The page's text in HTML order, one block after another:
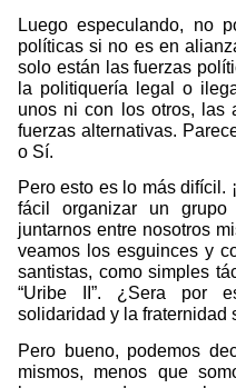
Luego especulando, no
políticas si no es en
solo están las fuerzas
la politiquería legal o
unos ni con los otros, las
fuerzas alternativas.
o Sí.
Pero esto es lo más difícil.
fácil organizar un
juntarnos entre nosotros
veamos los esguinces y
santistas, como simples
“Uribe II”. ¿Sera por
solidaridad y la fraternidad
Pero bueno, podemos
mismos, menos que